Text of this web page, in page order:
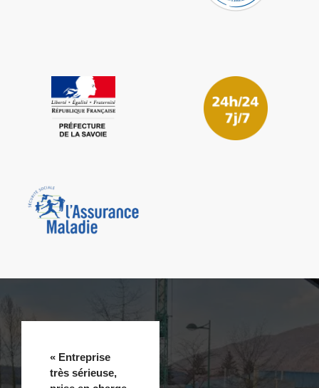
« Entreprise
très sérieuse,